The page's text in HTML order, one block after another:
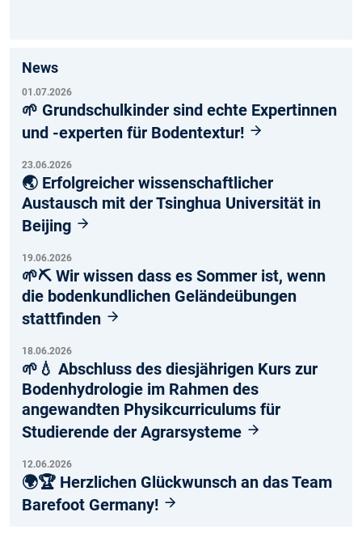
News
01.07.2026
🌱 Grundschulkinder sind echte Expertinnen
und -experten für Bodentextur!
23.06.2026
🌏 Erfolgreicher wissenschaftlicher
Austausch mit der Tsinghua Universität in
Beijing
19.06.2026
🌱⛏️ Wir wissen dass es Sommer ist, wenn
die bodenkundlichen Geländeübungen
stattfinden
18.06.2026
🌱💧 Abschluss des diesjährigen Kurs zur
Bodenhydrologie im Rahmen des
angewandten Physikcurriculums für
Studierende der Agrarsysteme
12.06.2026
🌍🏆 Herzlichen Glückwunsch an das Team
Barefoot Germany!